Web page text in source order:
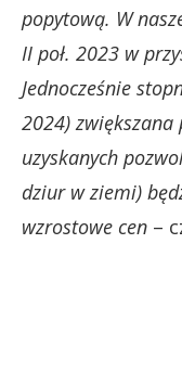
popytową. W
II poł. 2023 w
Jednocześnie
2024)
uzyskanych
dziur w ziemi)
wzrostowe cen –